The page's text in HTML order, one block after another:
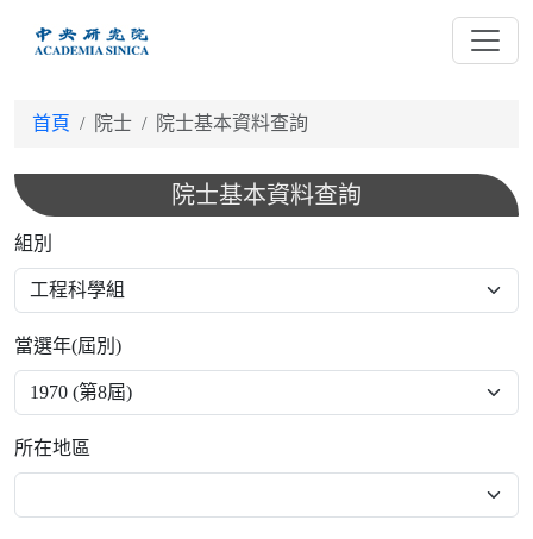
首頁 院士 院士基本資料查詢
院士基本資料查詢
組別
當選年(屆別)
所在地區